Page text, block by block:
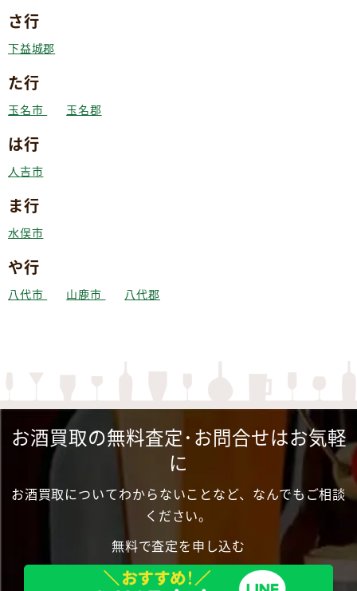
さ行
下益城郡
た行
玉名市 玉名郡
は行
人吉市
ま行
水俣市
や行
八代市 山鹿市 八代郡
お酒買取の無料査定･お問合せはお気軽
に
お酒買取についてわからないことなど、なんでもご相談
ください。
無料で査定を申し込む